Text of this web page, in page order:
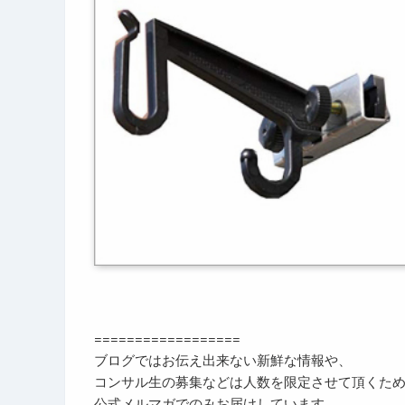
==================
ブログではお伝え出来ない新鮮な情報や、
コンサル生の募集などは人数を限定させて頂くため